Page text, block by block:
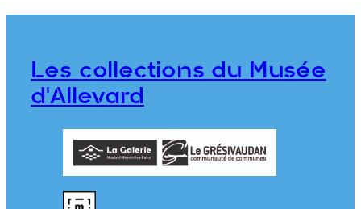
Les collections du Musée
d'Allevard